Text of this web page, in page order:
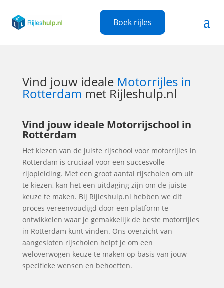
Boek rijles
Vind jouw ideale Motorrijles in
Rotterdam met Rijleshulp.nl
Vind jouw ideale Motorrijschool in
Rotterdam
Het kiezen van de juiste rijschool voor motorrijles in
Rotterdam is cruciaal voor een succesvolle
rijopleiding. Met een groot aantal rijscholen om uit
te kiezen, kan het een uitdaging zijn om de juiste
keuze te maken. Bij Rijleshulp.nl hebben we dit
proces vereenvoudigd door een platform te
ontwikkelen waar je gemakkelijk de beste motorrijles
in Rotterdam kunt vinden. Ons overzicht van
aangesloten rijscholen helpt je om een
weloverwogen keuze te maken op basis van jouw
specifieke wensen en behoeften.